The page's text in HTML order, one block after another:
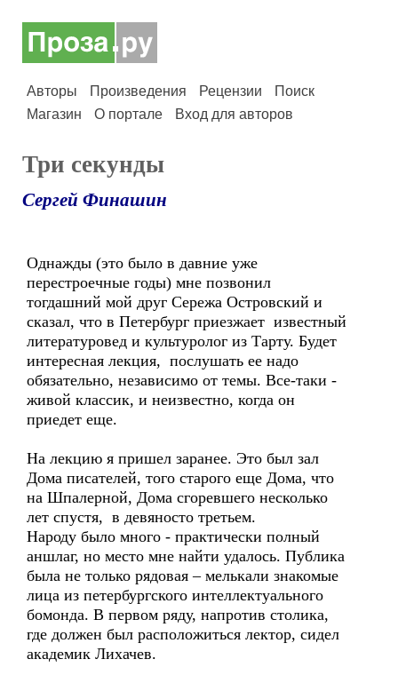
Авторы Произведения Рецензии
Поиск
Магазин
О портале Вход для авторов
Три секунды
Сергей Финашин
Однажды (это было в давние уже
перестроечные годы) мне позвонил
тогдашний мой друг Сережа Островский и
сказал, что в Петербург приезжает известный
литературовед и культуролог из Тарту. Будет
интересная лекция, послушать ее надо
обязательно, независимо от темы. Все-таки -
живой классик, и неизвестно, когда он
приедет еще.
На лекцию я пришел заранее. Это был зал
Дома писателей, того старого еще Дома, что
на Шпалерной, Дома сгоревшего несколько
лет спустя, в девяносто третьем.
Народу было много - практически полный
аншлаг, но место мне найти удалось. Публика
была не только рядовая – мелькали знакомые
лица из петербургского интеллектуального
бомонда. В первом ряду, напротив столика,
где должен был расположиться лектор, сидел
академик Лихачев.